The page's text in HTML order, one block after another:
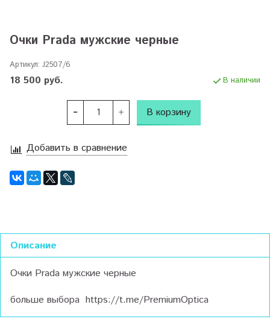
Очки Prada мужские черные
Артикул: J2507/6
18 500 руб. В наличии
В корзину
Добавить в сравнение
Описание
Очки Prada мужские черные
больше выбора https://t.me/PremiumOptica